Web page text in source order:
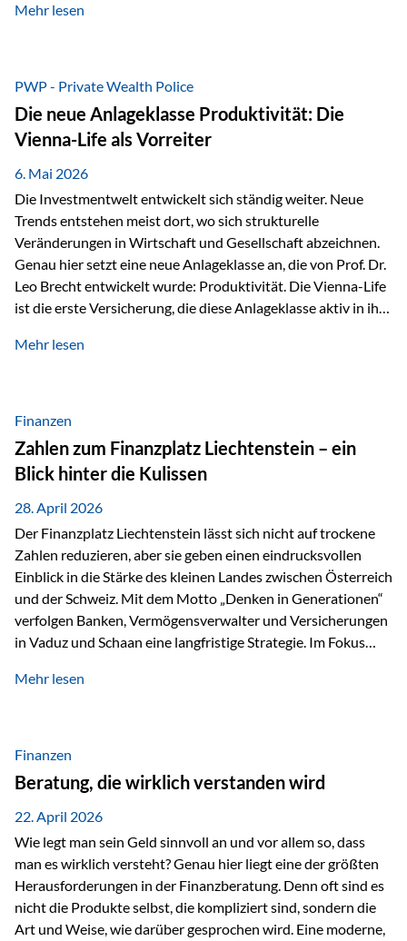
Höchstleistungen für einen guten Zweck zu erbringen. Mit
Mäder gesammelt werden konnten. Die anspruchsvolle
Strecke mit rund 4,8 Kilometern und 680 Höhenmetern
stellte die Teilnehmerinnen und Teilnehmer vor eine
sportliche Herausforderung. Doch…
Mehr lesen
PWP - Private Wealth Police
Die neue Anlageklasse Produktivität: Die
Vienna-Life als Vorreiter
6. Mai 2026
Die Investmentwelt entwickelt sich ständig weiter. Neue
Trends entstehen meist dort, wo sich strukturelle
Veränderungen in Wirtschaft und Gesellschaft abzeichnen.
Genau hier setzt eine neue Anlageklasse an, die von Prof. Dr.
Leo Brecht entwickelt wurde: Produktivität. Die Vienna-Life
ist die erste Versicherung, die diese Anlageklasse aktiv in ihre
Vorreiter. Warum auf das Thema Produktivität setzen? Die
Wirtschaftswachstum, verändern die Spielregeln für
Investoren. Produktivität adressiert genau diese
Herausforderungen, da wirtschaftliches Wachstum
langfristig durch Produktivitätssteigerung entsteht, also
durch die Fähigkeit von Unternehmen, mehr…
Mehr lesen
Finanzen
Zahlen zum Finanzplatz Liechtenstein – ein
Blick hinter die Kulissen
28. April 2026
Der Finanzplatz Liechtenstein lässt sich nicht auf trockene
Zahlen reduzieren, aber sie geben einen eindrucksvollen
Einblick in die Stärke des kleinen Landes zwischen Österreich
und der Schweiz. Mit dem Motto „Denken in Generationen“
verfolgen Banken, Vermögensverwalter und Versicherungen
in Vaduz und Schaan eine langfristige Strategie. Im Fokus
Marktzugang Liechtenstein hat sich in den letzten Jahren zu
verfügbaren Kennzahlen (Stand Ende 2024, veröffentlicht
2025/2026)…
Mehr lesen
Finanzen
Beratung, die wirklich verstanden wird
22. April 2026
Wie legt man sein Geld sinnvoll an und vor allem so, dass
man es wirklich versteht? Genau hier liegt eine der größten
Herausforderungen in der Finanzberatung. Denn oft sind es
nicht die Produkte selbst, die kompliziert sind, sondern die
Art und Weise, wie darüber gesprochen wird. Eine moderne,